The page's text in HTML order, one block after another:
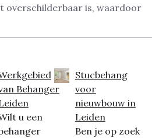
overschilderbaar is, waardoor
Behanger
u een
Stucbehang
voor
nieuwbouw in
Leiden
Ben je op zoek